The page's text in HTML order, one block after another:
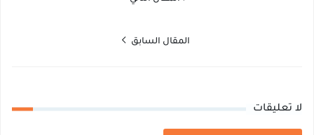
المقال السابق
لا تعليقات